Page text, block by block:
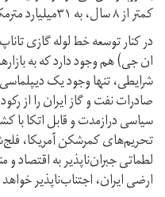
کمتر از ۸ سال، به ۳۱میلیارد مترمکعب افزایش می‌یابد.
در کنار توسعه خط لوله گازی
ان جی) هم وجود دارد که به
شرایطی، تنها وجود یک
صادرات نفت و گاز ایران را از
سیاسی درازمدت و قابل اتکا با
تحریم‌های کمرشکن آمریکا،
لطماتی جبران‌ناپذیر به اقتصاد
ارضی ایران، اجتناب‌ناپذیر